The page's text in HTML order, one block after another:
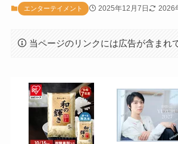
エンターテイメント 2025年12月7日 2026
当ページのリンクには広告が含まれ